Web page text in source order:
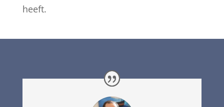
heeft.